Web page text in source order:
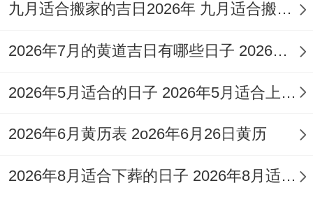
子、纳采，文定、过订，完聘、大定，进人
口、纳财，结网、纳畜，牧养、会亲友；万
农历九月初二，星期日、值神玉堂;属于黄道
吉日！
九月适合搬家的吉日2026年 九月适合搬家的日子是几号
2026年7月的黄道吉日有哪些日子 2026年7月26黄道吉日一览表
2026年5月适合的日子 2026年5月适合上香的日子
2026年6月黄历表 2o26年6月26日黄历
2026年8月适合下葬的日子 2026年8月适合下葬吉日